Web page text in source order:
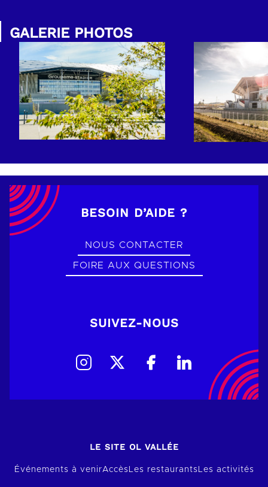
GALERIE PHOTOS
BESOIN D’AIDE ?
NOUS CONTACTER
FOIRE AUX QUESTIONS
SUIVEZ-NOUS
LE SITE OL VALLÉE
Événements à venirAccèsLes restaurantsLes activités